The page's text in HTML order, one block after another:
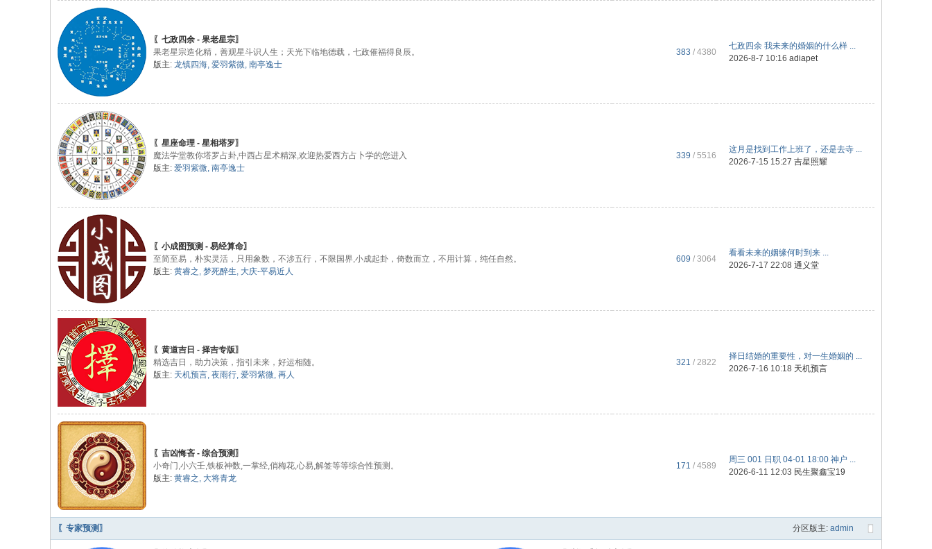
〖七政四余 - 果老星宗〗
果老星宗造化精，善观星斗识人生；天光下临地德载，七政催福得良辰。
版主: 龙镇四海, 爱羽紫微, 南亭逸士
383 / 4380
七政四余 我未来的婚姻的什么样 ...
2026-8-7 10:16 adiapet
〖星座命理 - 星相塔罗〗
魔法学堂教你塔罗占卦,中西占星术精深,欢迎热爱西方占卜学的您进入
版主: 爱羽紫微, 南亭逸士
339 / 5516
这月是找到工作上班了，还是去寺 ...
2026-7-15 15:27 吉星照耀
〖小成图预测 - 易经算命〗
至简至易，朴实灵活，只用象数，不涉五行，不限国界,小成起卦，倚数而立，不用计算，纯任自然。
版主: 黄睿之 , 梦死醉生, 大庆-平易近人
609 / 3064
看看未来的姻缘何时到来 ...
2026-7-17 22:08 通义堂
〖黄道吉日 - 择吉专版〗
精选吉日，助力决策，指引未来，好运相随。
版主: 天机预言, 夜雨行, 爱羽紫微, 再人
321 / 2822
择日结婚的重要性，对一生婚姻的 ...
2026-7-16 10:18 天机预言
〖吉凶悔吝 - 综合预测〗
小奇门,小六壬,铁板神数,一掌经,俏梅花,心易,解签等等综合性预测。
版主: 黄睿之 , 大将青龙
171 / 4589
周三 001 日职 04-01 18:00 神户 ...
2026-6-11 12:03 民生聚鑫宝19
分区版主: admin
〖专家预测〗